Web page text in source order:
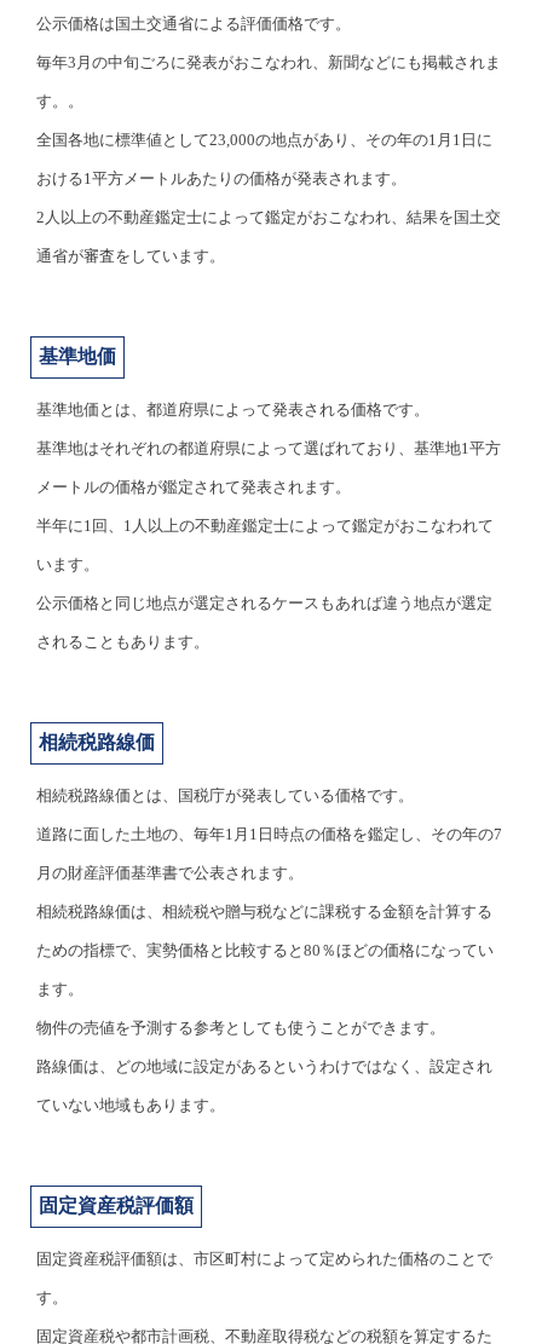
公示価格は国土交通省による評価価格です。
毎年3月の中旬ごろに発表がおこなわれ、新聞などにも掲載されま
す。。
全国各地に標準値として23,000の地点があり、その年の1月1日に
おける1平方メートルあたりの価格が発表されます。
2人以上の不動産鑑定士によって鑑定がおこなわれ、結果を国土交
通省が審査をしています。
基準地価
基準地価とは、都道府県によって発表される価格です。
基準地はそれぞれの都道府県によって選ばれており、基準地1平方
メートルの価格が鑑定されて発表されます。
半年に1回、1人以上の不動産鑑定士によって鑑定がおこなわれて
います。
公示価格と同じ地点が選定されるケースもあれば違う地点が選定
されることもあります。
相続税路線価
相続税路線価とは、国税庁が発表している価格です。
道路に面した土地の、毎年1月1日時点の価格を鑑定し、その年の7
月の財産評価基準書で公表されます。
相続税路線価は、相続税や贈与税などに課税する金額を計算する
ための指標で、実勢価格と比較すると80％ほどの価格になってい
ます。
物件の売値を予測する参考としても使うことができます。
路線価は、どの地域に設定があるというわけではなく、設定され
ていない地域もあります。
固定資産税評価額
固定資産税評価額は、市区町村によって定められた価格のことで
す。
固定資産税や都市計画税、不動産取得税などの税額を算定するた